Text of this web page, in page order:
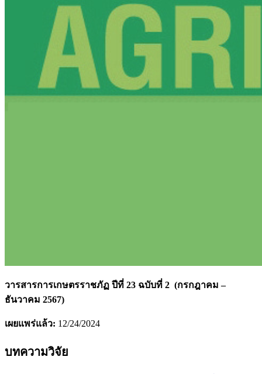
วารสารการเกษตรราชภัฏ ปีที่ 23 ฉบับที่ 2 (กรกฎาคม –
ธันวาคม 2567)
เผยแพร่แล้ว: 12/24/2024
บทความวิจัย